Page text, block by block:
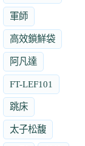
軍師
高效鎖鮮袋
阿凡達
FT-LEF101
跳床
太子松馥